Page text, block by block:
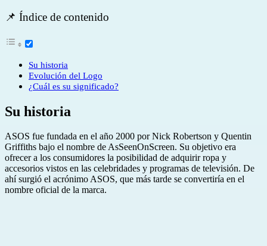
📌 Índice de contenido
Su historia
Evolución del Logo
¿Cuál es su significado?
Su historia
ASOS fue fundada en el año 2000 por Nick Robertson y Quentin
Griffiths bajo el nombre de AsSeenOnScreen. Su objetivo era
ofrecer a los consumidores la posibilidad de adquirir ropa y
accesorios vistos en las celebridades y programas de televisión. De
ahí surgió el acrónimo ASOS, que más tarde se convertiría en el
nombre oficial de la marca.